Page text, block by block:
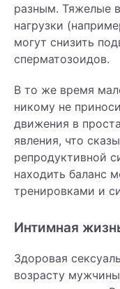
разным. Тяжелые
нагрузки
могут снизить
сперматозоидов.
В то же время
никому не
движения в
явления, что
репродуктивной
находить баланс
тренировками и
Интимная
Здоровая
возрасту